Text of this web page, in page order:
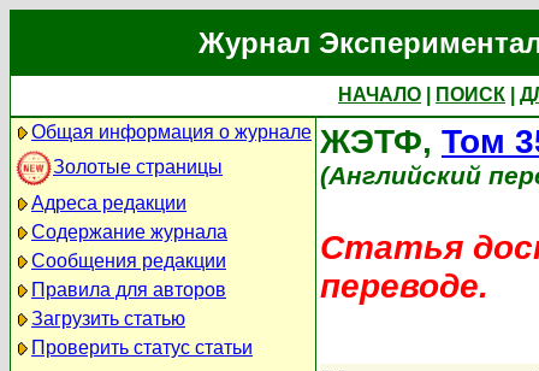
Журнал
НАЧАЛО ПОИСК
Общая информация о журнале
Золотые страницы
Адреса редакции
Содержание журнала
Сообщения редакции
Правила для авторов
Загрузить статью
Проверить статус статьи
ЖЭТФ, Том
(Английский
Статья
переводе.